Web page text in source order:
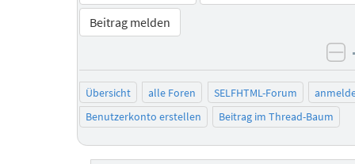
Beitrag melden
Übersicht alle Foren SELFHTML-Forum
Benutzerkonto erstellen
Beitrag im Thread-Baum